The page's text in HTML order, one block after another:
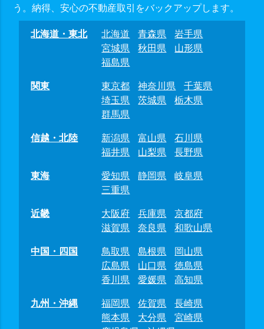
う。納得、安心の不動産取引をバックアップします。
北海道・東北 北海道 青森県
岩手県
宮城県
秋田県
山形県
福島県
関東
東京都 神奈川県
千葉県
埼玉県
茨城県
栃木県
群馬県
信越・北陸
新潟県 富山県
石川県
福井県
山梨県
長野県
東海
愛知県 静岡県
岐阜県
三重県
近畿
大阪府 兵庫県
京都府
滋賀県
奈良県
和歌山県
中国・四国
鳥取県 島根県
岡山県
広島県
山口県
徳島県
香川県
愛媛県
高知県
九州・沖縄
福岡県 佐賀県
長崎県
熊本県
大分県
宮崎県